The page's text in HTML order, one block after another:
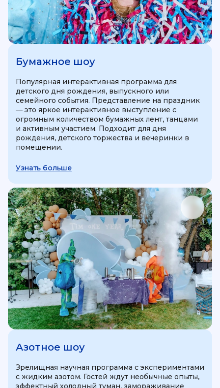
Бумажное шоу
Популярная интерактивная программа для
детского дня рождения, выпускного или
семейного события. Представление на праздник
— это яркое интерактивное выступление с
огромным количеством бумажных лент, танцами
и активным участием. Подходит для дня
рождения, детского торжества и вечеринки в
помещении.
Узнать больше
Азотное шоу
Зрелищная научная программа с экспериментами
с жидким азотом. Гостей ждут необычные опыты,
эффектный холодный туман, замораживание